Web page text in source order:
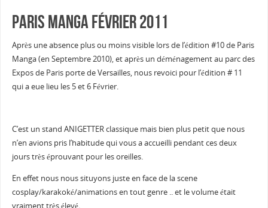
Paris Manga février 2011
Après une absence plus ou moins visible lors de l’édition #10 de Paris
Manga (en Septembre 2010), et après un déménagement au parc des
Expos de Paris porte de Versailles, nous revoici pour l’édition # 11
qui a eue lieu les 5 et 6 Février.
C’est un stand ANIGETTER classique mais bien plus petit que nous
n’en avions pris l’habitude qui vous a accueilli pendant ces deux
jours très éprouvant pour les oreilles.
En effet nous nous situyons juste en face de la scene
cosplay/karakoké/animations en tout genre .. et le volume était
vraiment très élevé.